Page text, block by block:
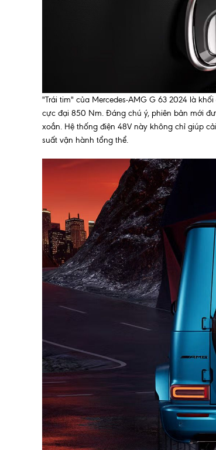
"Trái tim" của Mercedes-AMG G 63 2024 là
cực đại 850 Nm. Đáng chú ý, phiên bản mới
xoắn. Hệ thống điện 48V này không chỉ giúp
suất vận hành tổng thể.